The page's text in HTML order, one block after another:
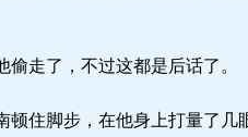
走了，不过这都是后话了。
住脚步，在他身上打量了几